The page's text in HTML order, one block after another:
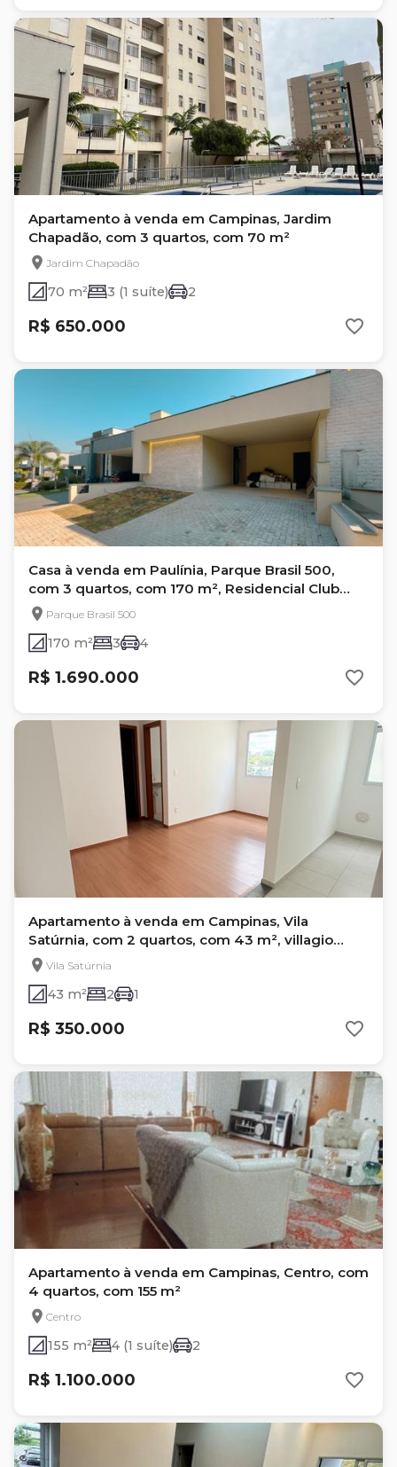
Apartamento à venda em Campinas, Jardim
Chapadão, com 3 quartos, com 70 m²
Jardim Chapadão
70 m² 3 (1 suíte) 2
R$ 650.000
Casa à venda em Paulínia, Parque Brasil 500,
com 3 quartos, com 170 m², Residencial Club
Portinari
Parque Brasil 500
170 m² 3 4
R$ 1.690.000
Apartamento à venda em Campinas, Vila
Satúrnia, com 2 quartos, com 43 m², villagio
garden
Vila Satúrnia
43 m² 2 1
R$ 350.000
Apartamento à venda em Campinas, Centro, com
4 quartos, com 155 m²
Centro
155 m² 4 (1 suíte) 2
R$ 1.100.000